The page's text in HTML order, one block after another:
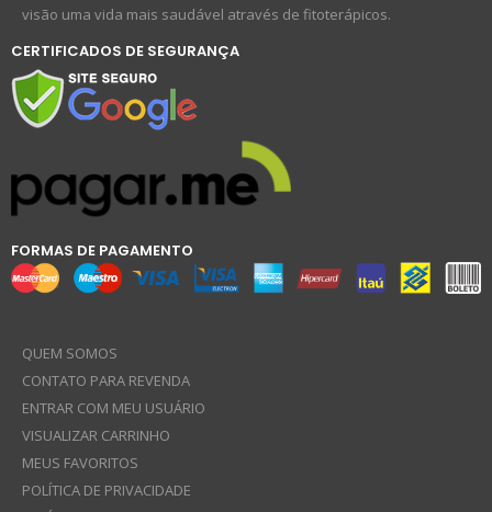
visão uma vida mais saudável através de fitoterápicos.
CERTIFICADOS DE SEGURANÇA
FORMAS DE PAGAMENTO
QUEM SOMOS
CONTATO PARA REVENDA
ENTRAR COM MEU USUÁRIO
VISUALIZAR CARRINHO
MEUS FAVORITOS
POLÍTICA DE PRIVACIDADE